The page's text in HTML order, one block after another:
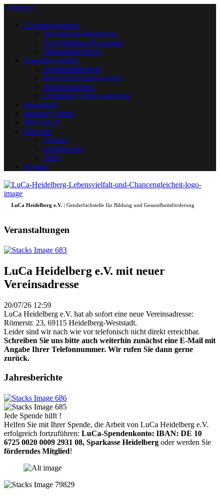
+ MENU
Gewaltprävention
Präventions-Workshops
Anti-Mobbing-Programm
Stärkungsangebote
Jugendberufshilfe
Angebotsübersicht
Berufsinformations-börse
Schulworkshops
Evaluation Schulworkshops
Jugendtreff
Weaving Stories
MOVETIA
Über uns
Satzung
Arbeitsweise
Team
Kontakt
LuCa Heidelberg e.V. | Genderfachstelle für Bildung und Gesundheitsförderung
Veranstaltungen
LuCa Heidelberg e.V. mit neuer
Vereinsadresse
20/07/26 12:59
LuCa Heidelberg e.V. hat ab sofort eine neue Vereinsadresse:
Römerstr. 23, 69115 Heidelberg-Weststadt.
Leider sind wir nach wie vor telefonisch nicht direkt erreichbar.
Schreiben Sie uns bitte auch weiterhin zunächst eine E-Mail mit
Angabe Ihrer Telefonnummer. Wir rufen Sie dann gerne
zurück.
Jahresberichte
Jede Spende hilft !
Helfen Sie mit Ihrer Spende, die Arbeit von LuCa Heidelberg e.V.
erfolgreich fortzuführen: LuCa-Spendenkonto: IBAN: DE 10
6725 0020 0009 2931 08, Sparkasse Heidelberg oder werden Sie
förderndes Mitglied!